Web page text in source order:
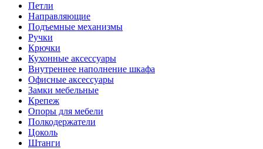
Петли
Направляющие
Подъемные механизмы
Ручки
Крючки
Кухонные аксессуары
Внутреннее наполнение шкафа
Офисные аксессуары
Замки мебельные
Крепеж
Опоры для мебели
Полкодержатели
Цоколь
Штанги